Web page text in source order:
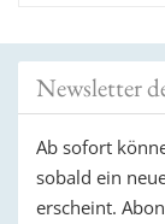
Newsletter
Ab sofort
sobald ein
erscheint.